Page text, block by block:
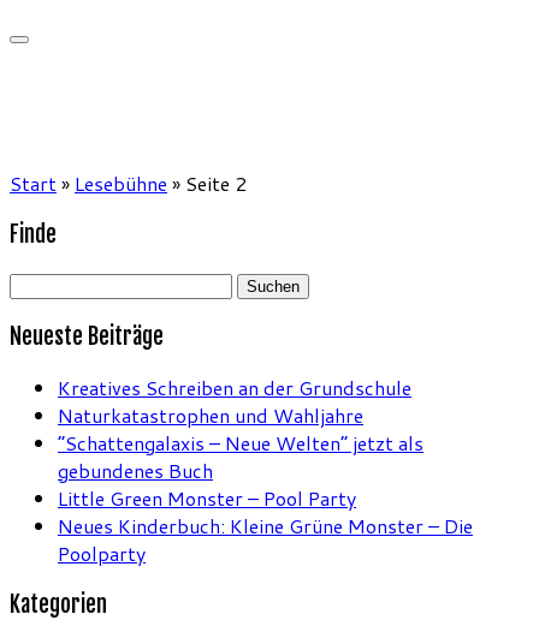
Start» Lesebühne » Seite 2
Finde
Suchen
Neueste Beiträge
Kreatives Schreiben an der Grundschule
Naturkatastrophen und Wahljahre
“Schattengalaxis – Neue Welten” jetzt als
gebundenes Buch
Little Green Monster – Pool Party
Neues Kinderbuch: Kleine Grüne Monster – Die
Poolparty
Kategorien